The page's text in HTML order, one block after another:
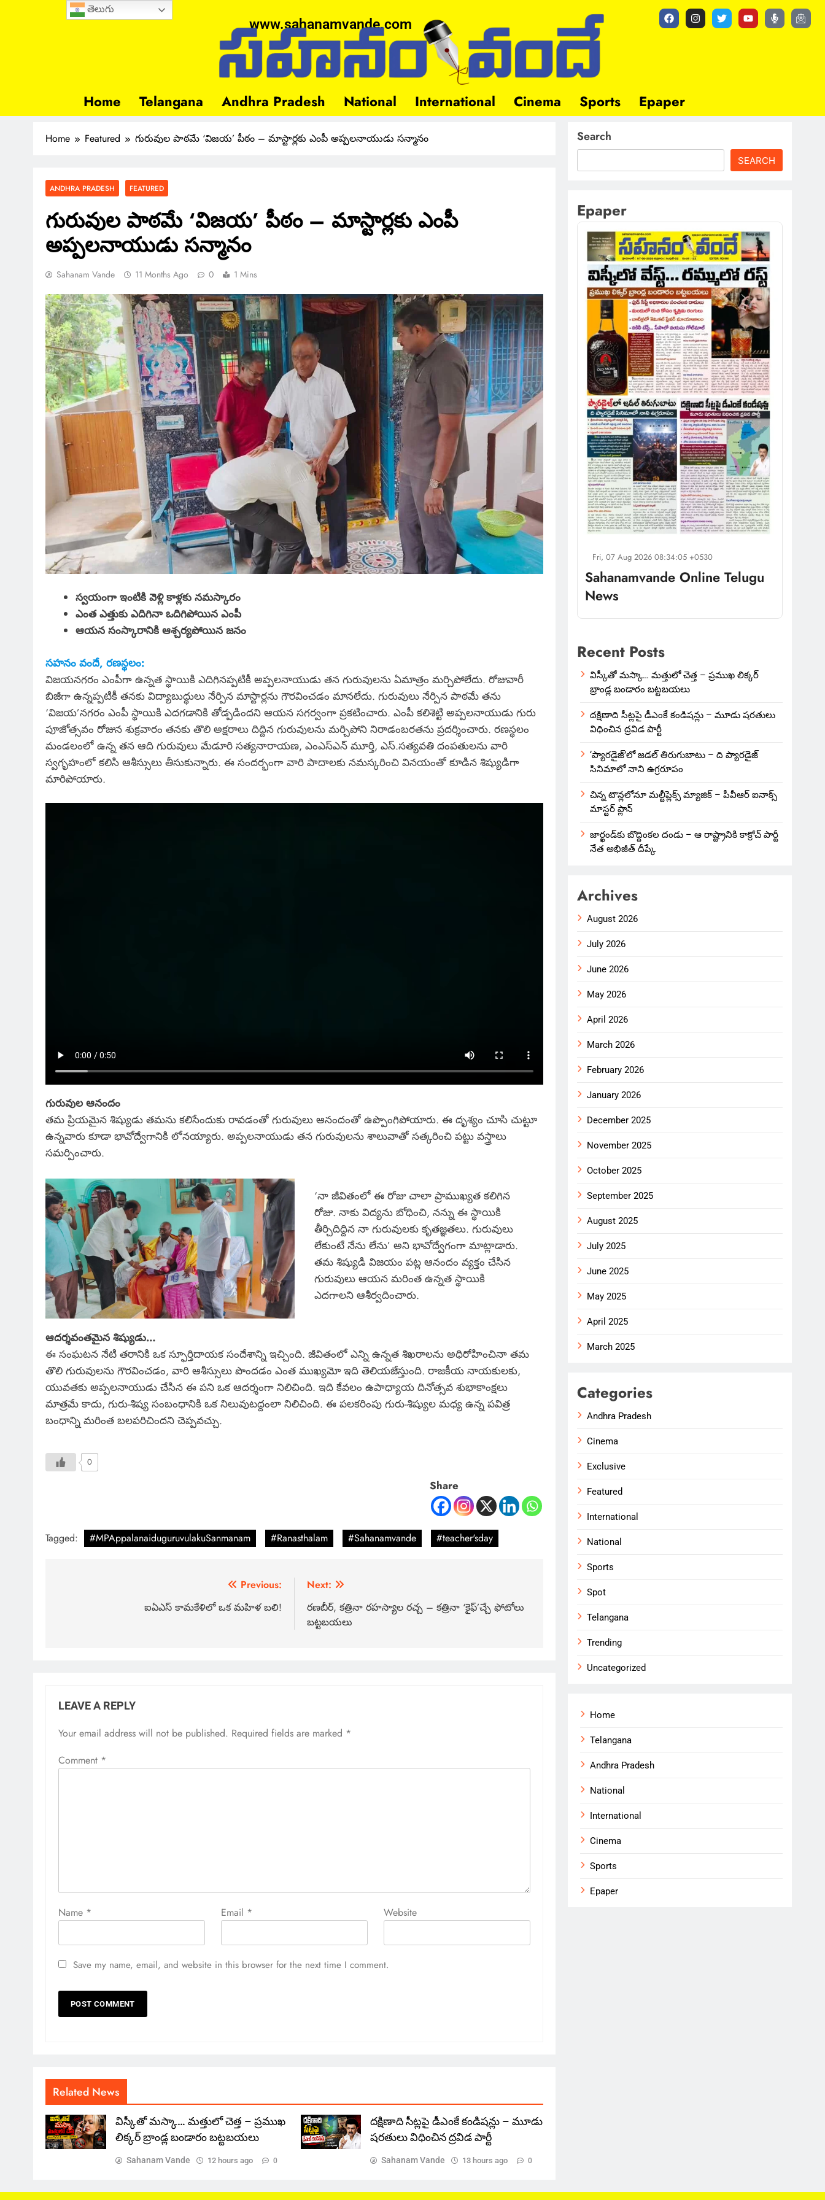
www.sahanamvande.com
Home Telangana Andhra Pradesh National International Cinema Sports Epaper
Home Featured గురువుల పాఠమే ‘విజయ’ పీఠం – మాస్టార్లకు ఎంపీ అప్పలనాయుడు సన్మానం
ANDHRA PRADESH FEATURED
గురువుల పాఠమే ‘విజయ’ పీఠం – మాస్టార్లకు ఎంపీ
అప్పలనాయుడు సన్మానం
Sahanam Vande 11 Months Ago 0 1 Mins
స్వయంగా ఇంటికి వెళ్లి కాళ్లకు నమస్కారం
ఎంత ఎత్తుకు ఎదిగినా ఒదిగిపోయిన ఎంపీ
ఆయన సంస్కారానికి ఆశ్చర్యపోయిన జనం
సహనం వందే, రణస్థలం:
విజయనగరం ఎంపీగా ఉన్నత స్థాయికి ఎదిగినప్పటికీ అప్పలనాయుడు తన గురువులను ఏమాత్రం మర్చిపోలేదు. రోజువారీ
బిజీగా ఉన్నప్పటికీ తనకు విద్యాబుద్ధులు నేర్పిన మాస్టార్లను గౌరవించడం మానలేదు.‌ గురువులు నేర్పిన పాఠమే తను
‘విజయ’నగరం ఎంపీ స్థాయికి ఎదగడానికి తోడ్పడిందని ఆయన సగర్వంగా ప్రకటించారు. ఎంపీ కలిశెట్టి అప్పలనాయుడు గురు
పూజోత్సవం రోజున శుక్రవారం తనకు తొలి అక్షరాలు దిద్దిన గురువులను మర్చిపోని నిరాడంబరతను ప్రదర్శించారు. రణస్థలం
మండలంలో ఉన్న తన ఆది గురువులు మేడూరి సత్యనారాయణ, ఎంఎస్ఎన్ మూర్తి, ఎస్.సత్యవతి దంపతులను వారి
స్వగృహంలో కలిసి ఆశీస్సులు తీసుకున్నారు. ఈ సందర్భంగా వారి పాదాలకు నమస్కరించి వినయంతో కూడిన శిష్యుడిగా
మారిపోయారు.
గురువుల ఆనందం
తమ ప్రియమైన శిష్యుడు తమను కలిసేందుకు రావడంతో గురువులు ఆనందంతో ఉప్పొంగిపోయారు. ఈ దృశ్యం చూసి చుట్టూ
ఉన్నవారు కూడా భావోద్వేగానికి లోనయ్యారు. అప్పలనాయుడు తన గురువులను శాలువాతో సత్కరించి పట్టు వస్త్రాలు
సమర్పించారు.
‘నా జీవితంలో ఈ రోజు చాలా ప్రాముఖ్యత కలిగిన
రోజు. నాకు విద్యను బోధించి, నన్ను ఈ స్థాయికి
తీర్చిదిద్దిన నా గురువులకు కృతజ్ఞతలు. గురువులు
లేకుంటే నేను లేను’ అని భావోద్వేగంగా మాట్లాడారు.
తమ శిష్యుడి విజయం పట్ల ఆనందం వ్యక్తం చేసిన
గురువులు ఆయన మరింత ఉన్నత స్థాయికి
ఎదగాలని ఆశీర్వదించారు.
ఆదర్శవంతమైన శిష్యుడు…
ఈ సంఘటన నేటి తరానికి ఒక స్ఫూర్తిదాయక సందేశాన్ని ఇచ్చింది. జీవితంలో ఎన్ని ఉన్నత శిఖరాలను అధిరోహించినా తమ
తొలి గురువులను గౌరవించడం, వారి ఆశీస్సులు పొందడం ఎంత ముఖ్యమో ఇది తెలియజేస్తుంది. రాజకీయ నాయకులకు,
యువతకు అప్పలనాయుడు చేసిన ఈ పని ఒక ఆదర్శంగా నిలిచింది. ఇది కేవలం ఉపాధ్యాయ దినోత్సవ శుభాకాంక్షలు
మాత్రమే కాదు, గురు-శిష్య సంబంధానికి ఒక నిలువుటద్దంలా నిలిచింది. ఈ పలకరింపు గురు-శిష్యుల మధ్య ఉన్న పవిత్ర
బంధాన్ని మరింత బలపరిచిందని చెప్పవచ్చు.
0
Share
Tagged: #MPAppalanaiduguruvulakuSanmanam #Ranasthalam #Sahanamvande #teacher'sday
Previous:
ఐఏఎస్ కామకేళిలో ఒక మహిళ బలి!
Next:
రణబీర్, కత్రినా రహస్యాల రచ్చ – కత్రినా ‘కైఫ్’చ్చే ఫోటోలు
బట్టబయలు
LEAVE A REPLY
Your email address will not be published. Required fields are marked *
Comment *
Name * Email * Website
Save my name, email, and website in this browser for the next time I comment.
Related News
విస్కీతో మస్కా… మత్తులో చెత్త – ప్రముఖ
లిక్కర్ బ్రాండ్ల బండారం బట్టబయలు
Sahanam Vande 12 hours ago 0
దక్షిణాది సీట్లపై డీఎంకే కండిషన్లు – మూడు
షరతులు విధించిన ద్రవిడ పార్టీ
Sahanam Vande 13 hours ago 0
Search
SEARCH
Epaper
Fri, 07 Aug 2026 08:34:05 +0530
Sahanamvande Online Telugu
News
Recent Posts
విస్కీతో మస్కా… మత్తులో చెత్త – ప్రముఖ లిక్కర్
బ్రాండ్ల బండారం బట్టబయలు
దక్షిణాది సీట్లపై డీఎంకే కండిషన్లు – మూడు షరతులు
విధించిన ద్రవిడ పార్టీ
‘ప్యారడైజ్’లో జడల్ తిరుగుబాటు – ది ప్యారడైజ్
సినిమాలో నాని ఉగ్రరూపం
చిన్న టౌన్లలోనూ మల్టీప్లెక్స్‌ మ్యాజిక్ – పీవీఆర్ ఐనాక్స్
మాస్టర్ ప్లాన్
జార్ఖండ్‌కు బొద్దింకల దండు – ఆ రాష్ట్రానికి కాక్రోచ్ పార్టీ
నేత అభిజీత్ దీప్కే
Archives
August 2026
July 2026
June 2026
May 2026
April 2026
March 2026
February 2026
January 2026
December 2025
November 2025
October 2025
September 2025
August 2025
July 2025
June 2025
May 2025
April 2025
March 2025
Categories
Andhra Pradesh
Cinema
Exclusive
Featured
International
National
Sports
Spot
Telangana
Trending
Uncategorized
Home
Telangana
Andhra Pradesh
National
International
Cinema
Sports
Epaper
తెలుగు